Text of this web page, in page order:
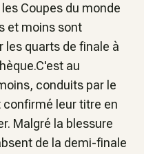
Coupes du monde
et moins sont
les quarts de finale à
au
conduits par le
confirmé leur titre en
Malgré la blessure
de la demi-finale